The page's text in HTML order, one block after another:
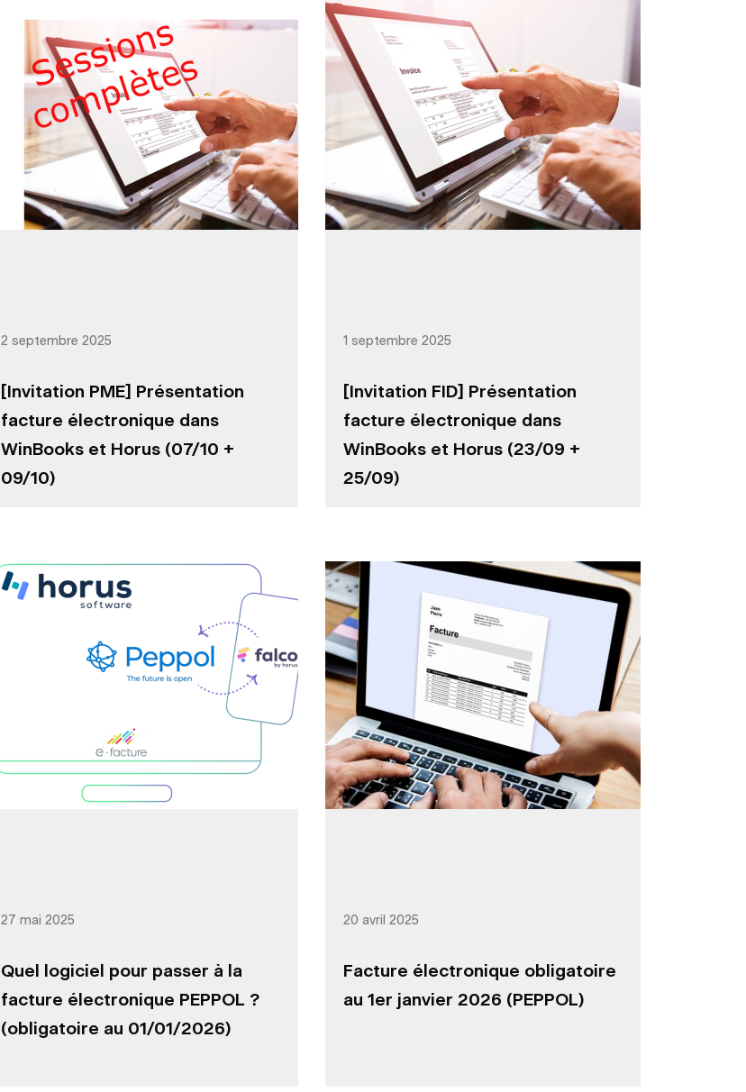
[Invitation PME] Présentation
facture électronique dans
WinBooks et Horus (07/10 +
09/10)
2 septembre 2025
[Invitation FID] Présentation
facture électronique dans
WinBooks et Horus (23/09 +
25/09)
1 septembre 2025
Quel logiciel pour passer à la
facture électronique PEPPOL ?
(obligatoire au 01/01/2026)
27 mai 2025
Facture électronique obligatoire
au 1er janvier 2026 (PEPPOL)
20 avril 2025